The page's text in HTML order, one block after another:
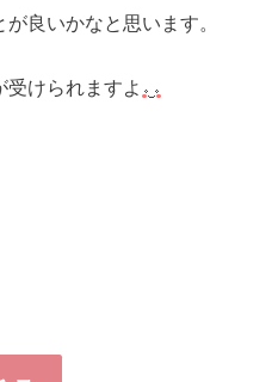
良いかなと思います。
けられますよ